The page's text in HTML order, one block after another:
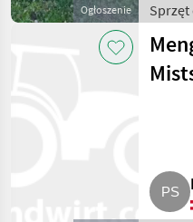
Ogłoszenie
Sprzęt